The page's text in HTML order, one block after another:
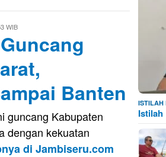
WIB
Banten
guncang Kabupaten
dengan kekuatan
di Jambiseru.com
ISTILAH
Istilah